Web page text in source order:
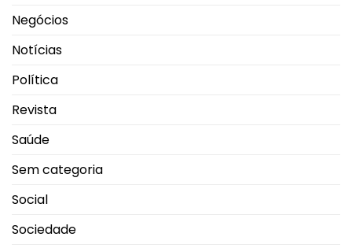
Negócios
Notícias
Política
Revista
Saúde
Sem categoria
Social
Sociedade